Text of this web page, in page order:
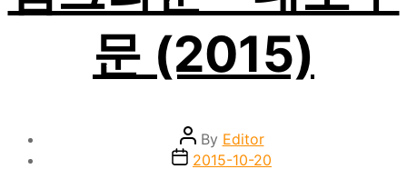
문 (2015)
Post
author
By Editor
Post2015-10-20